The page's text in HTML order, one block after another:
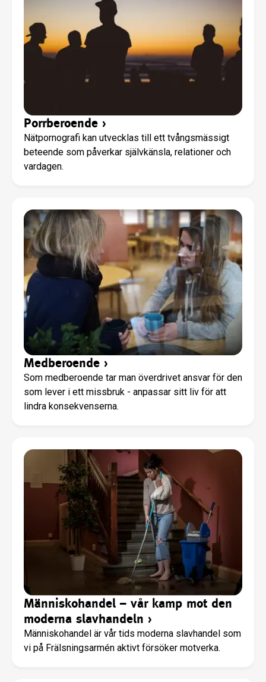
Porrberoende ›
Nätpornografi kan utvecklas till ett tvångsmässigt
beteende som påverkar självkänsla, relationer och
vardagen.
Medberoende ›
Som medberoende tar man överdrivet ansvar för den
som lever i ett missbruk - anpassar sitt liv för att
lindra konsekvenserna.
Människohandel – vår kamp mot den
moderna slavhandeln ›
Människohandel är vår tids moderna slavhandel som
vi på Frälsningsarmén aktivt försöker motverka.